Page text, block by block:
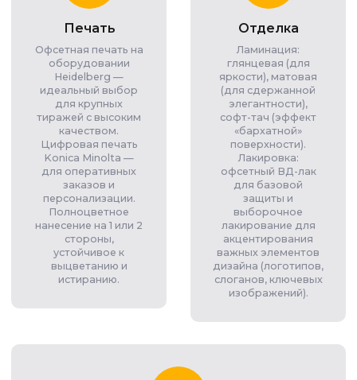
Печать
Офсетная печать на
оборудовании
Heidelberg —
идеальный выбор
для крупных
тиражей с высоким
качеством.
Цифровая печать
Konica Minolta —
для оперативных
заказов и
персонализации.
Полноцветное
нанесение на 1 или 2
стороны,
устойчивое к
выцветанию и
истиранию.
Отделка
Ламинация:
глянцевая (для
яркости), матовая
(для сдержанной
элегантности),
софт-тач (эффект
«бархатной»
поверхности).
Лакировка:
офсетный ВД-лак
для базовой
защиты и
выборочное
лакирование для
акцентирования
важных элементов
дизайна (логотипов,
слоганов, ключевых
изображений).